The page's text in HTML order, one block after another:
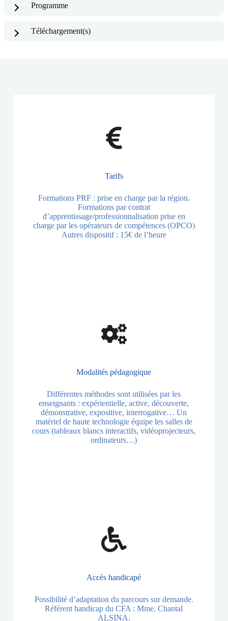
Programme
Téléchargement(s)
Tarifs
Formations PRF : prise en charge par la région.
Formations par contrat
d’apprentissage/professionnalisation prise en
charge par les opérateurs de compétences (OPCO)
Autres dispositif : 15€ de l’heure
Modalités pédagogique
Différentes méthodes sont utilisées par les
enseignants : expérientielle, active, découverte,
démonstrative, expositive, interrogative… Un
matériel de haute technologie équipe les salles de
cours (tableaux blancs interactifs, vidéoprojecteurs,
ordinateurs…)
Accès handicapé
Possibilité d’adaptation du parcours sur demande.
Référent handicap du CFA : Mme. Chantal
ALSINA.